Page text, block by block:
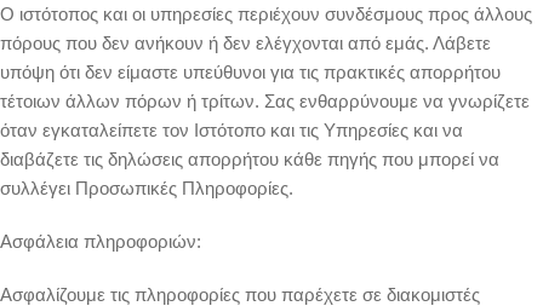
Ο ιστότοπος και οι υπηρεσίες περιέχουν συνδέσμους προς άλλους
πόρους που δεν ανήκουν ή δεν ελέγχονται από εμάς. Λάβετε
υπόψη ότι δεν είμαστε υπεύθυνοι για τις πρακτικές απορρήτου
τέτοιων άλλων πόρων ή τρίτων. Σας ενθαρρύνουμε να γνωρίζετε
όταν εγκαταλείπετε τον Ιστότοπο και τις Υπηρεσίες και να
διαβάζετε τις δηλώσεις απορρήτου κάθε πηγής που μπορεί να
συλλέγει Προσωπικές Πληροφορίες.
Ασφάλεια πληροφοριών:
Ασφαλίζουμε τις πληροφορίες που παρέχετε σε διακομιστές